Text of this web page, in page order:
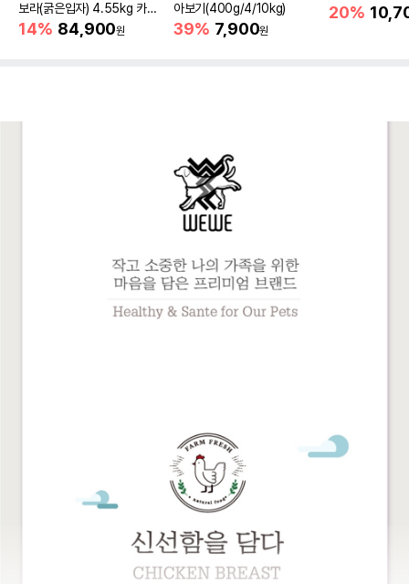
보라(굵은입자) 4.55kg 카사
바모래
14% 84,900원
아보기(400g/4/10kg)
39% 7,900원
20%